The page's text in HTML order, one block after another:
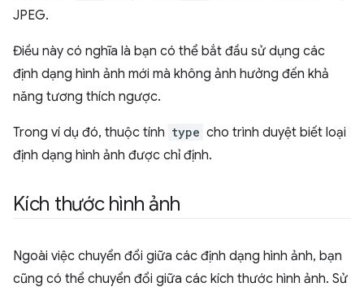
JPEG.
Điều này có nghĩa là bạn có thể bắt đầu sử dụng các
định dạng hình ảnh mới mà không ảnh hưởng đến khả
năng tương thích ngược.
Trong ví dụ đó, thuộc tính type cho trình duyệt biết loại
định dạng hình ảnh được chỉ định.
Kích thước hình ảnh
Ngoài việc chuyển đổi giữa các định dạng hình ảnh, bạn
cũng có thể chuyển đổi giữa các kích thước hình ảnh. Sử